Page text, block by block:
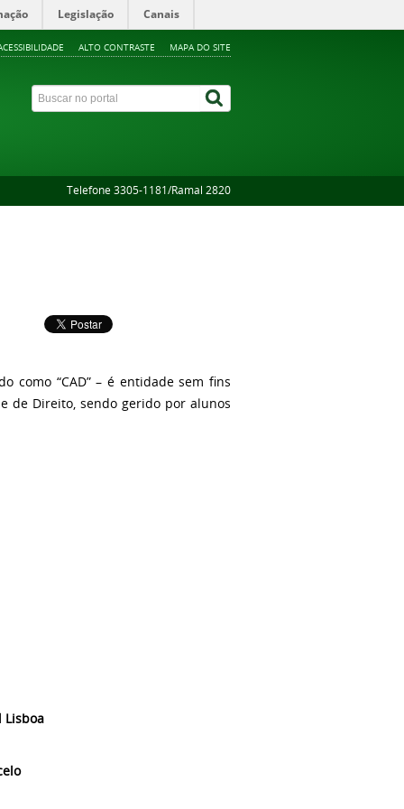
Legislação Canais
ALTO CONTRASTE MAPA DO SITE
Telefone 3305-1181/Ramal 2820
como “CAD” – é entidade sem fins
de Direito, sendo gerido por alunos
Lisboa